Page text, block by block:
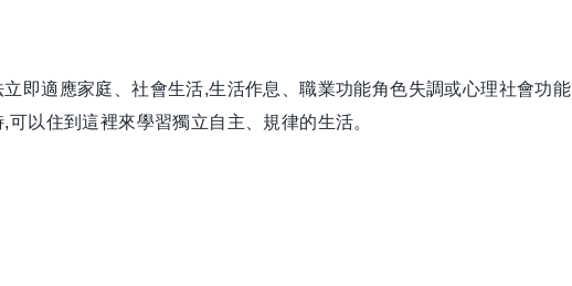
即適應家庭、社會生活,生活作息、職業功能角色失調或心理社會功能
以住到這裡來學習獨立自主、規律的生活。